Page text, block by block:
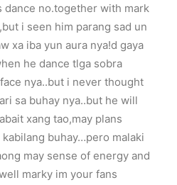
dance no.together with mark
i seen him parang sad un
xa iba yun aura nya!d gaya
he dance tlga sobra
nya..but i never thought
sa buhay nya..but he will
xang tao,may plans
buhay…pero malaki
may sense of energy and
marky im your fans